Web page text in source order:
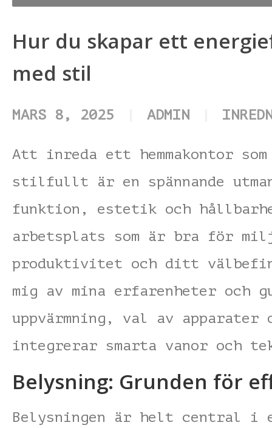
Hur du skapar ett
med stil
MARS 8, 2025 ADMIN
Att inreda ett hemmakontor
stilfullt är en spännande
funktion, estetik och
arbetsplats som är bra för
produktivitet och ditt
mig av mina erfarenheter och
uppvärmning, val av apparater
integrerar smarta vanor och
Belysning: Grunden för
Belysningen är helt central i